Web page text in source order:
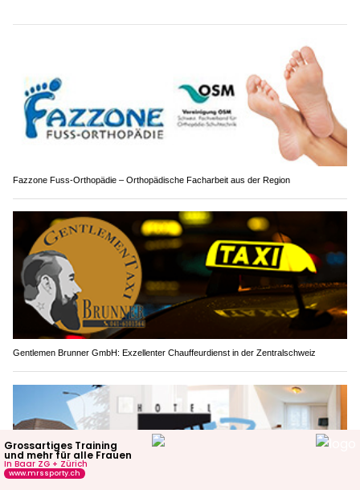
Fazzone Fuss-Orthopädie – Orthopädische Facharbeit aus der Region
Gentlemen Brunner GmbH: Exzellenter Chauffeurdienst in der Zentralschweiz